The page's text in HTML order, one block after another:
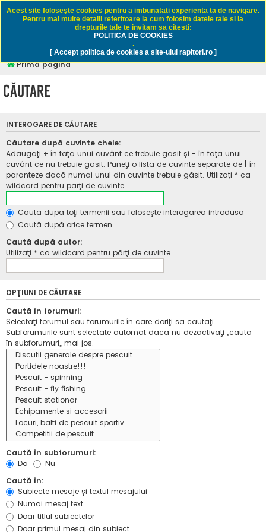
Rapitori.ro - Pescuit sportiv
Prima pagină
Căutare
INTEROGARE DE CĂUTARE
Căutare după cuvinte cheie:
Adăugaţi + în faţa unui cuvânt ce trebuie găsit şi - în faţa unui
cuvânt ce nu trebuie găsit. Puneţi o listă de cuvinte separate de
în
paranteze dacă numai unul din cuvinte trebuie găsit. Utilizaţi * ca
wildcard pentru părţi de cuvinte.
Caută după toţi termenii sau foloseşte interogarea introdusă
Caută după orice termen
Caută după autor:
Utilizaţi * ca wildcard pentru părţi de cuvinte.
OPŢIUNI DE CĂUTARE
Caută în forumuri:
Selectaţi forumul sau forumurile în care doriţi să căutaţi.
Subforumurile sunt selectate automat dacă nu dezactivaţi „caută
în subforumuri„ mai jos.
Caută în subforumuri:
Da
Nu
Caută în:
Subiecte mesaje şi textul mesajului
Numai mesaj text
Doar titlul subiectelor
Doar primul mesaj din subiect
Acest site foloseşte cookies pentru a imbunatati experienta ta de navigare.
Pentru mai multe detalii referitoare la cum folosim datele tale si la
drepturile tale te invitam sa citesti:
POLITICA DE COOKIES
.
[ Accept politica de cookies a site-ului rapitori.ro ]